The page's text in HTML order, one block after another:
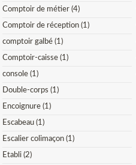
Comptoir de métier (4)
Comptoir de réception (1)
comptoir galbé (1)
Comptoir-caisse (1)
console (1)
Double-corps (1)
Encoignure (1)
Escabeau (1)
Escalier colimaçon (1)
Etabli (2)